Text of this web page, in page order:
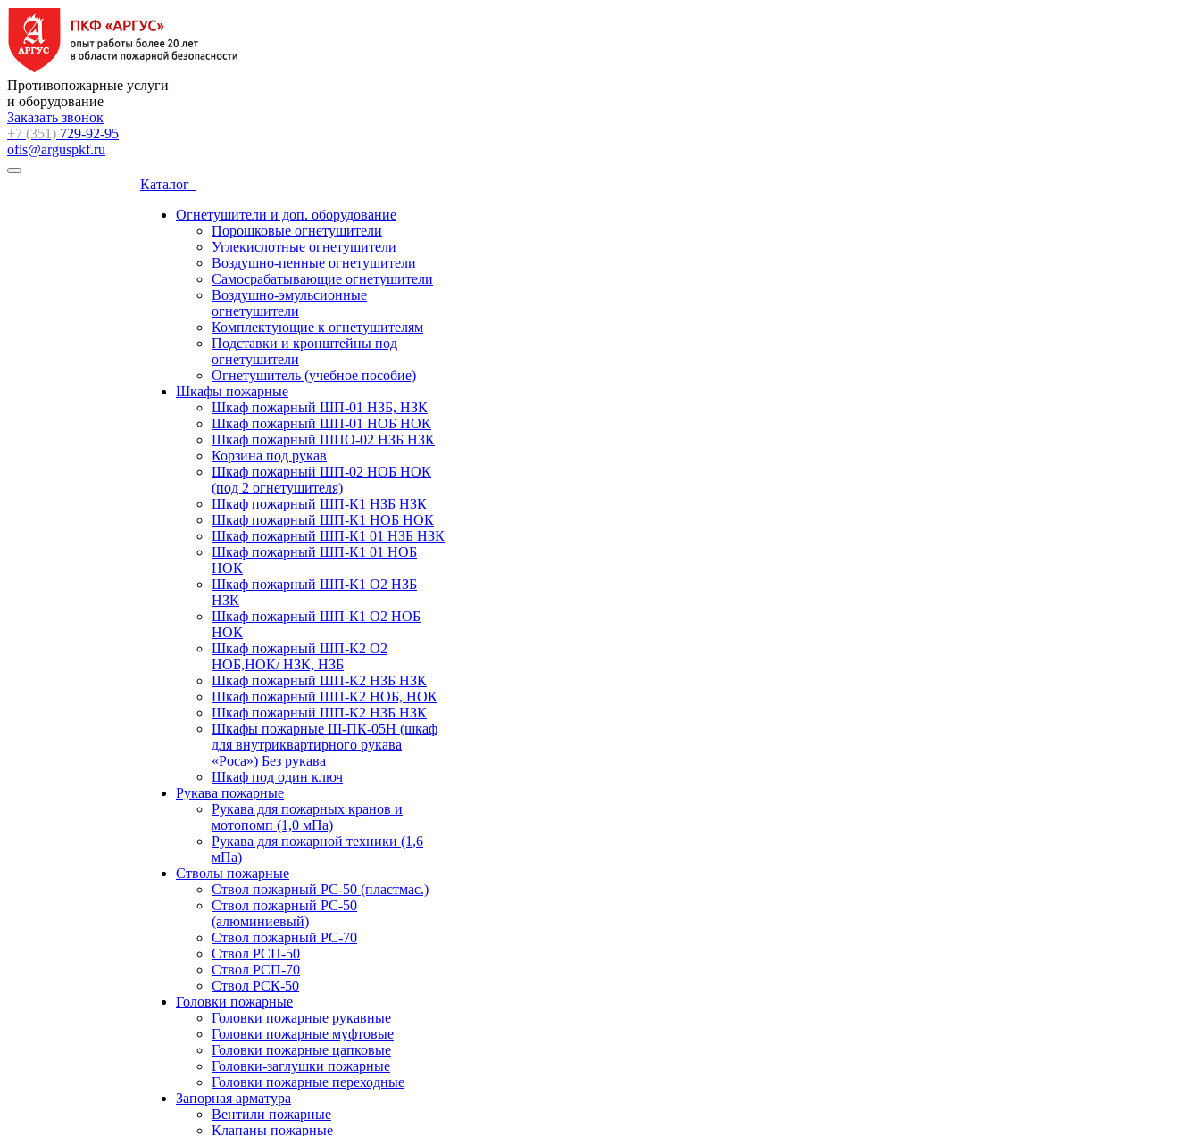
Противопожарные услуги
и оборудование
Заказать звонок
+7 (351) 729-92-95
ofis@arguspkf.ru
Каталог
Огнетушители и доп. оборудование
Порошковые огнетушители
Углекислотные огнетушители
Воздушно-пенные огнетушители
Самосрабатывающие огнетушители
Воздушно-эмульсионные
огнетушители
Комплектующие к огнетушителям
Подставки и кронштейны под
огнетушители
Огнетушитель (учебное пособие)
Шкафы пожарные
Шкаф пожарный ШП-01 НЗБ, НЗК
Шкаф пожарный ШП-01 НОБ НОК
Шкаф пожарный ШПО-02 НЗБ НЗК
Корзина под рукав
Шкаф пожарный ШП-02 НОБ НОК
(под 2 огнетушителя)
Шкаф пожарный ШП-К1 НЗБ НЗК
Шкаф пожарный ШП-К1 НОБ НОК
Шкаф пожарный ШП-К1 01 НЗБ НЗК
Шкаф пожарный ШП-К1 01 НОБ
НОК
Шкаф пожарный ШП-К1 О2 НЗБ
НЗК
Шкаф пожарный ШП-К1 О2 НОБ
НОК
Шкаф пожарный ШП-К2 О2
НОБ,НОК/ НЗК, НЗБ
Шкаф пожарный ШП-К2 НЗБ НЗК
Шкаф пожарный ШП-К2 НОБ, НОК
Шкаф пожарный ШП-К2 НЗБ НЗК
Шкафы пожарные Ш-ПК-05Н (шкаф
для внутриквартирного рукава
«Роса») Без рукава
Шкаф под один ключ
Рукава пожарные
Рукава для пожарных кранов и
мотопомп (1,0 мПа)
Рукава для пожарной техники (1,6
мПа)
Стволы пожарные
Ствол пожарный РС-50 (пластмас.)
Ствол пожарный РС-50
(алюминиевый)
Ствол пожарный РС-70
Ствол РСП-50
Ствол РСП-70
Ствол РСК-50
Головки пожарные
Головки пожарные рукавные
Головки пожарные муфтовые
Головки пожарные цапковые
Головки-заглушки пожарные
Головки пожарные переходные
Запорная арматура
Вентили пожарные
Клапаны пожарные